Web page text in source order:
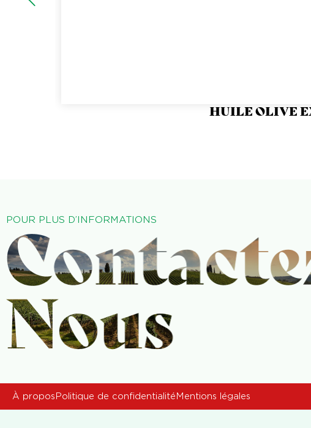
HUILE OLIVE
POUR PLUS D’INFORMATIONS
À propos Politique de confidentialité Mentions légales